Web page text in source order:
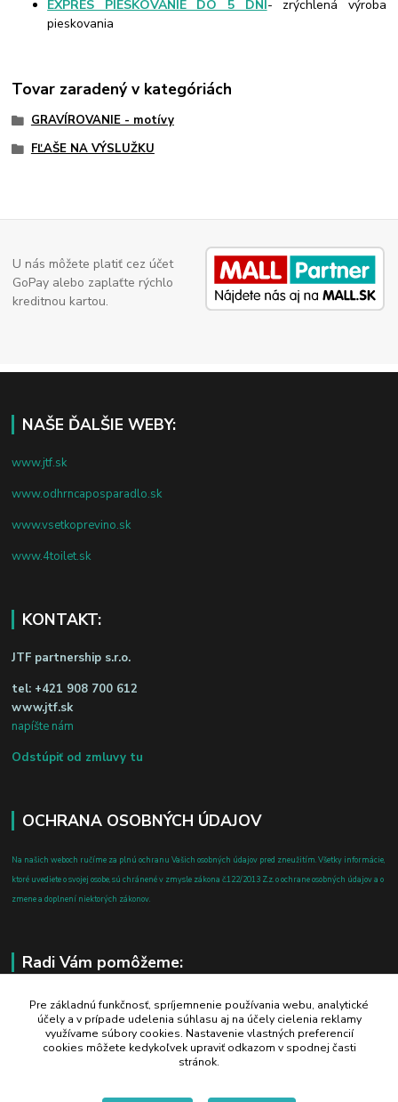
EXPRES PIESKOVANIE DO 5 DNÍ- zrýchlená výroba
pieskovania
Tovar zaradený v kategóriách
GRAVÍROVANIE - motívy
FĽAŠE NA VÝSLUŽKU
U nás môžete platiť cez účet
GoPay alebo zaplaťte rýchlo
kreditnou kartou.
NAŠE ĎALŠIE WEBY:
www.jtf.sk
www.odhrncaposparadlo.sk
www.vsetkoprevino.sk
www.4toilet.sk
KONTAKT:
JTF partnership s.r.o.
tel: +421 908 700 612
www.jtf.sk
napíšte nám
Odstúpiť od zmluvy tu
OCHRANA OSOBNÝCH ÚDAJOV
Na našich weboch ručíme za plnú ochranu Vašich osobných údajov pred zneužitím. Všetky informácie,
ktoré uvediete o svojej osobe, sú chránené v zmysle zákona č.122/2013 Z.z. o ochrane osobných údajov a o
zmene a doplnení niektorých zákonov.
Radi Vám pomôžeme:
+421 908 700 612
po-pia: 8.00 - 16.00
business@jtf.sk
Pre základnú funkčnosť, spríjemnenie používania webu, analytické
účely a v prípade udelenia súhlasu aj na účely cielenia reklamy
využívame súbory cookies. Nastavenie vlastných preferencií
cookies môžete kedykoľvek upraviť odkazom v spodnej časti
stránok.